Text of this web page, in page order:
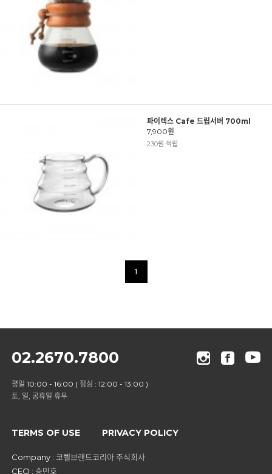
파이렉스 Cafe 드립서버 700ml
7,900원
230원 적립
1
02.2670.7800
평일 10:00 - 16:00 ( 점심 : 12:00 - 13:00 )
토, 일, 공휴일 휴무
TERMS OF USE PRIVACY POLICY
Company : 코렐브랜드코리아 주식회사
CEO : 승만호